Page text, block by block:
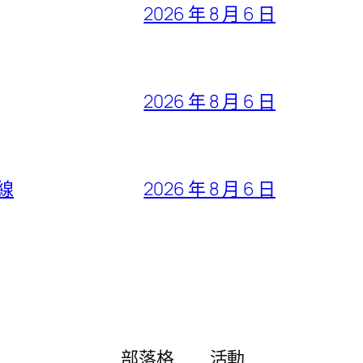
2026 年 8 月 6 日
2026 年 8 月 6 日
2026 年 8 月 6 日
部落格 活動